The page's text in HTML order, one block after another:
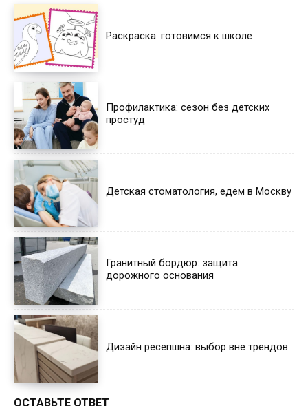
Раскраска: готовимся к школе
Профилактика: сезон без детских
простуд
Детская стоматология, едем в Москву
Гранитный бордюр: защита
дорожного основания
Дизайн ресепшна: выбор вне трендов
ОСТАВЬТЕ ОТВЕТ